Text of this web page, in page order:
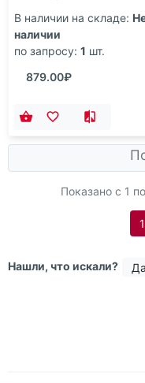
ПРЕДМЕТА ЧЕРНЫЙ
25*20*2,5СМ
В наличии на складе:
наличии
Показано с 1
1